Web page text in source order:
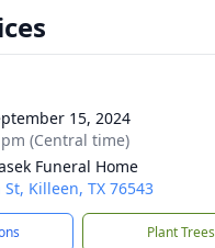
15, 2024
(Central time)
Funeral Home
Killeen, TX 76543
Plant Trees